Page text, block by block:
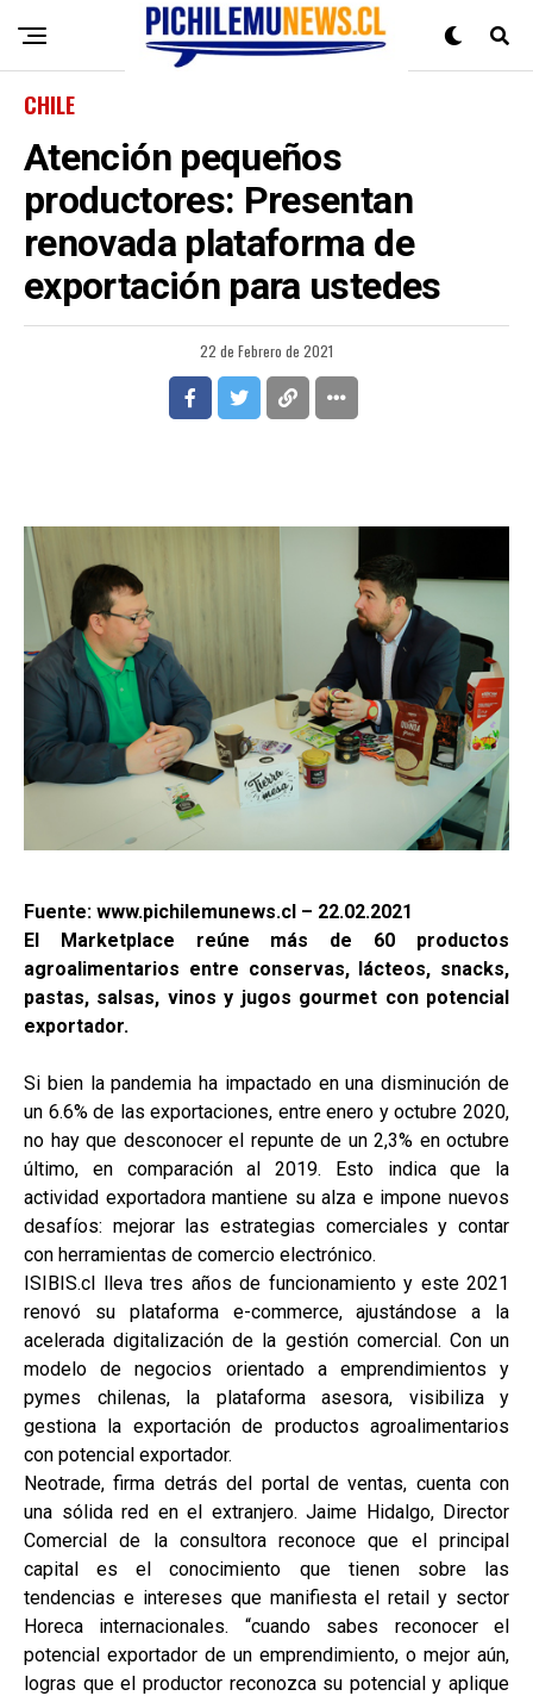
CHILE
Atención pequeños
productores: Presentan
renovada plataforma de
exportación para ustedes
22 de Febrero de 2021
Fuente: www.pichilemunews.cl – 22.02.2021
El Marketplace reúne más de 60 productos
agroalimentarios entre conservas, lácteos, snacks,
pastas, salsas, vinos y jugos gourmet con potencial
exportador.
Si bien la pandemia ha impactado en una disminución de
un 6.6% de las exportaciones, entre enero y octubre 2020,
no hay que desconocer el repunte de un 2,3% en octubre
último, en comparación al 2019. Esto indica que la
actividad exportadora mantiene su alza e impone nuevos
desafíos: mejorar las estrategias comerciales y contar
con herramientas de comercio electrónico.
ISIBIS.cl lleva tres años de funcionamiento y este 2021
renovó su plataforma e-commerce, ajustándose a la
acelerada digitalización de la gestión comercial. Con un
modelo de negocios orientado a emprendimientos y
pymes chilenas, la plataforma asesora, visibiliza y
gestiona la exportación de productos agroalimentarios
con potencial exportador.
Neotrade, firma detrás del portal de ventas, cuenta con
una sólida red en el extranjero. Jaime Hidalgo, Director
Comercial de la consultora reconoce que el principal
capital es el conocimiento que tienen sobre las
tendencias e intereses que manifiesta el retail y sector
Horeca internacionales. “cuando sabes reconocer el
potencial exportador de un emprendimiento, o mejor aún,
logras que el productor reconozca su potencial y aplique